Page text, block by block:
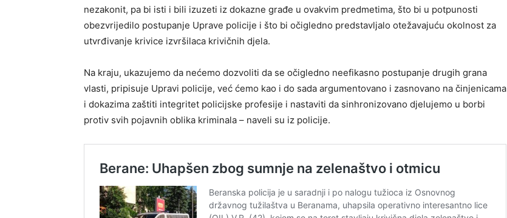
nezakonit, pa bi isti i bili izuzeti iz dokazne građe u ovakvim predmetima, što bi u potpunosti
obezvrijedilo postupanje Uprave policije i što bi očigledno predstavljalo otežavajuću okolnost za
utvrđivanje krivice izvršilaca krivičnih djela.
Na kraju, ukazujemo da nećemo dozvoliti da se očigledno neefikasno postupanje drugih grana
vlasti, pripisuje Upravi policije, već ćemo kao i do sada argumentovano i zasnovano na činjenicama
i dokazima zaštiti integritet policijske profesije i nastaviti da sinhronizovano djelujemo u borbi
protiv svih pojavnih oblika kriminala – naveli su iz policije.